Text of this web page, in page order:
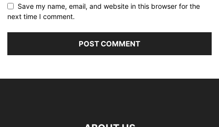
Save my name, email, and website in this browser for the
next time I comment.